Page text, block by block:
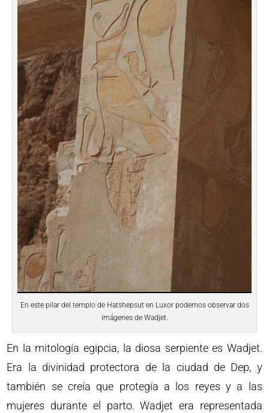
En este pilar del templo de Hatshepsut en Luxor podemos observar dos
imágenes de Wadjet.
En la mitología egipcia, la diosa serpiente es Wadjet.
Era la divinidad protectora de la ciudad de Dep, y
también se creía que protegía a los reyes y a las
mujeres durante el parto. Wadjet era representada